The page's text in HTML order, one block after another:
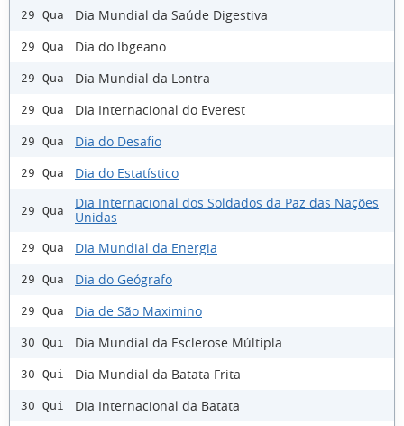
29 Qua Dia Mundial da Saúde Digestiva
29 Qua Dia do Ibgeano
29 Qua Dia Mundial da Lontra
29 Qua Dia Internacional do Everest
29 Qua Dia do Desafio
29 Qua Dia do Estatístico
29 Qua
Dia Internacional dos Soldados da Paz das Nações
Unidas
29 Qua Dia Mundial da Energia
29 Qua Dia do Geógrafo
29 Qua Dia de São Maximino
30 Qui Dia Mundial da Esclerose Múltipla
30 Qui Dia Mundial da Batata Frita
30 Qui Dia Internacional da Batata